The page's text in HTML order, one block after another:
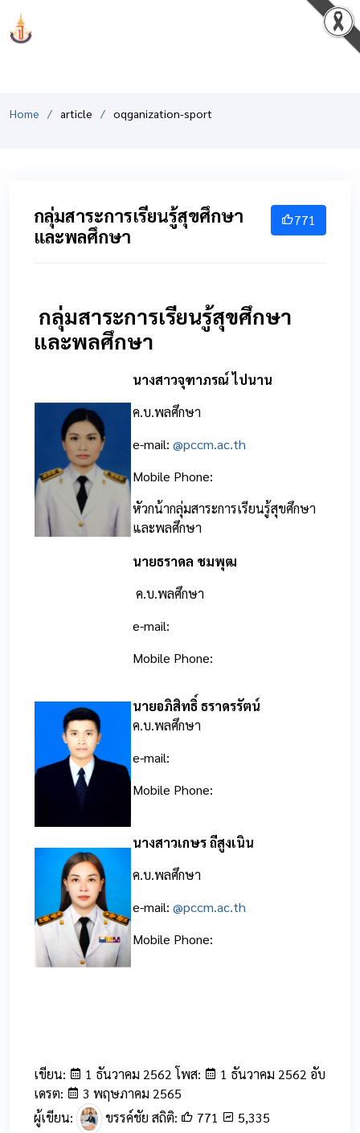
Home article oqganization-sport
771
กลุ่มสาระการเรียนรู้สุขศึกษา
และพลศึกษา
กลุ่มสาระการเรียนรู้สุขศึกษา
และพลศึกษา
นางสาวจุฑาภรณ์ ไปนาน
ค.บ.พลศึกษา
e-mail: @pccm.ac.th
Mobile Phone:
หัวกน้ากลุ่มสาระการเรียนรู้สุขศึกษา
และพลศึกษา
นายธราดล ชมพุฒ
ค.บ.พลศึกษา
e-mail:
Mobile Phone:
นายอภิสิทธิ์ ธราดรรัตน์
ค.บ.พลศึกษา
e-mail:
Mobile Phone:
นางสาวเกษร ถีสูงเนิน
ค.บ.พลศึกษา
e-mail: @pccm.ac.th
Mobile Phone:
เขียน: 1 ธันวาคม 2562 โพส:
1 ธันวาคม 2562 อับ
เดรต:
3 พฤษภาคม 2565
ผู้เขียน:
ขรรค์ชัย สถิติ: 771 5,335